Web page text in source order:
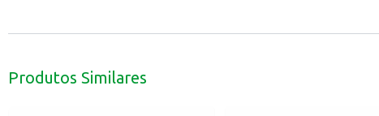
Produtos Similares